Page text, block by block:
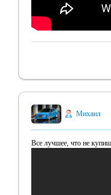
Михаил
Все лучшее, что не